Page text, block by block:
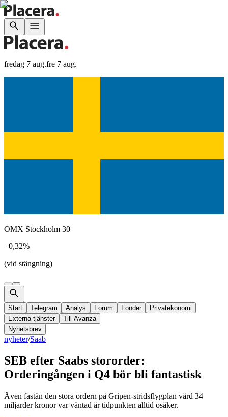
fredag 7 aug.fre 7 aug.
OMX Stockholm 30
−0,32%
(vid stängning)
Start Telegram Analys Forum Fonder
Privatekonomi
Externa tjänster
Till Avanza
Nyhetsbrev
nyheter/Saab
SEB efter Saabs stororder:
Orderingången i Q4 bör bli fantastisk
Även fastän den stora ordern på Gripen-stridsflygplan värd 34
miljarder kronor var väntad är tidpunkten alltid osäker.